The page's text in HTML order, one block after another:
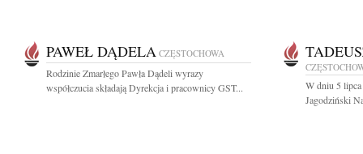
PAWEŁ DĄDELA CZĘSTOCHOWA
Rodzinie Zmarłego Pawła Dądeli wyrazy
współczucia składają Dyrekcja i pracownicy GST...
W dniu 5 lipca
Jagodziński